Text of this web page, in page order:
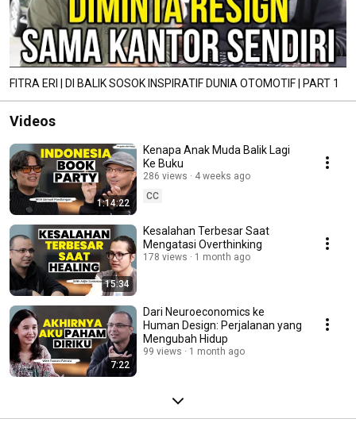
FITRA ERI | DI BALIK SOSOK INSPIRATIF DUNIA OTOMOTIF | PART 1
Videos
1:14:22
Kenapa Anak Muda Balik Lagi
Ke Buku
286 views
4 weeks ago
CC
15:34
Kesalahan Terbesar Saat
Mengatasi Overthinking
178 views 1 month ago
7:22
Dari Neuroeconomics ke
Human Design: Perjalanan yang
Mengubah Hidup
99 views 1 month ago